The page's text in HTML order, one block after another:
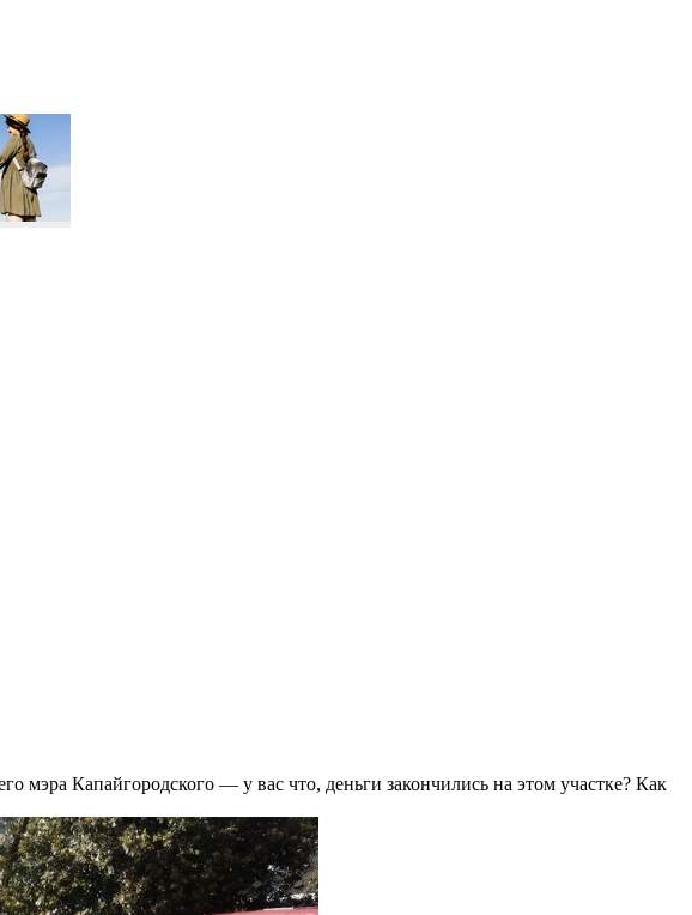
мэра Капайгородского — у вас что, деньги закончились на этом участке? Как